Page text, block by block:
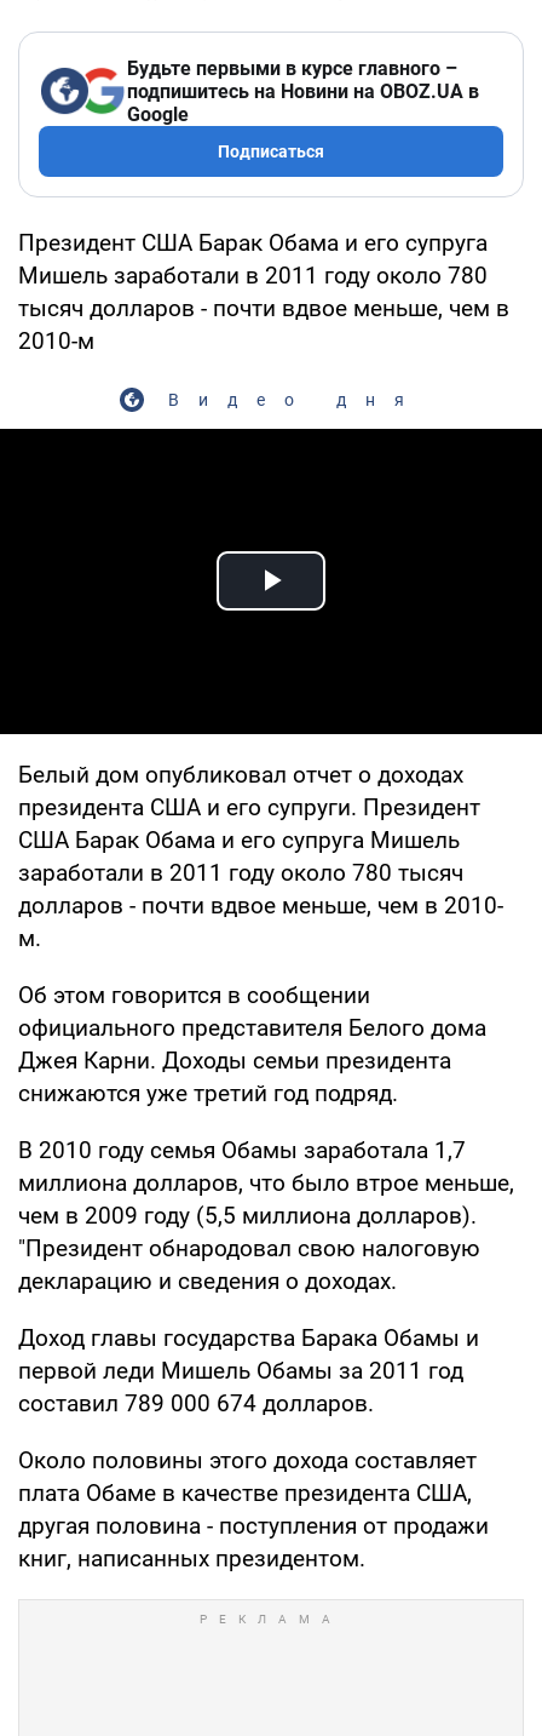
Будьте первыми в курсе главного –
подпишитесь на Новини на OBOZ.UA в
Google
Подписаться
Президент США Барак Обама и его супруга
Мишель заработали в 2011 году около 780
тысяч долларов - почти вдвое меньше, чем в
2010-м
Видео дня
Play Video
Белый дом опубликовал отчет о доходах
президента США и его супруги. Президент
США Барак Обама и его супруга Мишель
заработали в 2011 году около 780 тысяч
долларов - почти вдвое меньше, чем в 2010-
м.
Об этом говорится в сообщении
официального представителя Белого дома
Джея Карни. Доходы семьи президента
снижаются уже третий год подряд.
В 2010 году семья Обамы заработала 1,7
миллиона долларов, что было втрое меньше,
чем в 2009 году (5,5 миллиона долларов).
"Президент обнародовал свою налоговую
декларацию и сведения о доходах.
Доход главы государства Барака Обамы и
первой леди Мишель Обамы за 2011 год
составил 789 000 674 долларов.
Около половины этого дохода составляет
плата Обаме в качестве президента США,
другая половина - поступления от продажи
книг, написанных президентом.